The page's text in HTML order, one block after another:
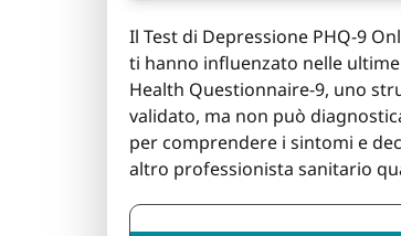
Il Test di Depressione PHQ-9
ti hanno influenzato nelle
Health Questionnaire-9, uno
validato, ma non può
per comprendere i sintomi e
altro professionista sanitario